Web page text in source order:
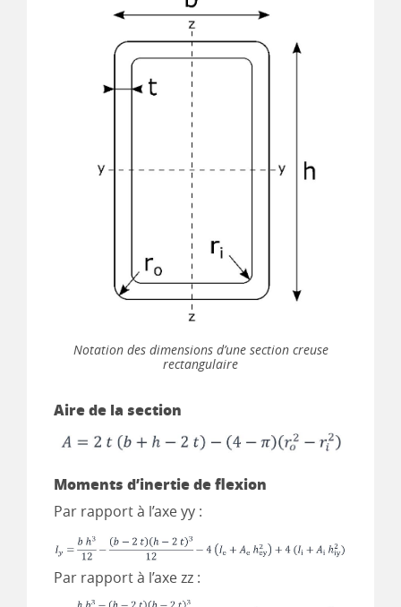
Notation des dimensions d’une section creuse
rectangulaire
Aire de la section
Moments d’inertie de flexion
Par rapport à l’axe yy :
Par rapport à l’axe zz :